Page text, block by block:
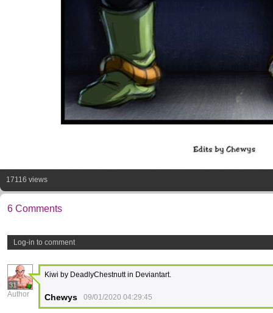
17116 views
6 Comments
Log-in to comment
31
Author
Kiwi by DeadlyChestnutt in Deviantart.
Chewys 09/01/2020 04:29:45